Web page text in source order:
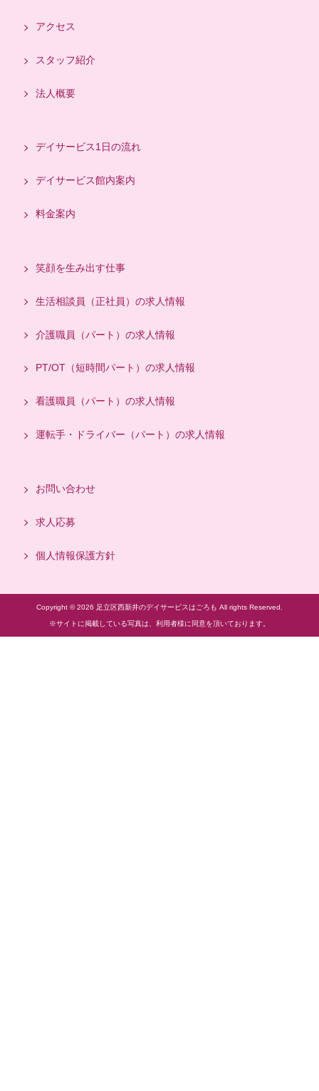
アクセス
スタッフ紹介
法人概要
デイサービス1日の流れ
デイサービス館内案内
料金案内
笑顔を生み出す仕事
生活相談員（正社員）の求人情報
介護職員（パート）の求人情報
PT/OT（短時間パート）の求人情報
看護職員（パート）の求人情報
運転手・ドライバー（パート）の求人情報
お問い合わせ
求人応募
個人情報保護方針
Copyright © 2026 足立区西新井のデイサービスはごろも All rights Reserved.
※サイトに掲載している写真は、利用者様に同意を頂いております。